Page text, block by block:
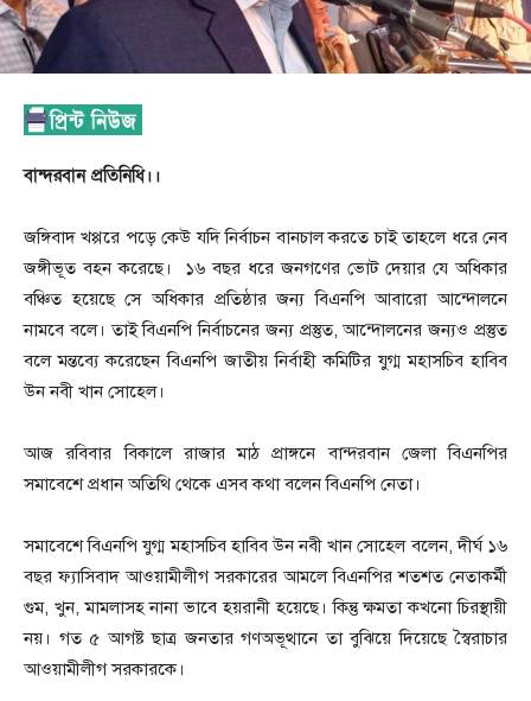
বান্দরবান প্রতিনিধি।।
জঙ্গিবাদ খপ্পরে পড়ে কেউ যদি নির্বাচন বানচাল করতে চাই তাহলে ধরে নেব
জঙ্গীভূত বহন করেছে। ১৬ বছর ধরে জনগণের ভোট দেয়ার যে অধিকার
বঞ্চিত হয়েছে সে অধিকার প্রতিষ্ঠার জন্য বিএনপি আবারো আন্দোলনে
নামবে বলে। তাই বিএনপি নির্বাচনের জন্য প্রস্তুত, আন্দোলনের জন্যও প্রস্তুত
বলে মন্তব্যে করেছেন বিএনপি জাতীয় নির্বাহী কমিটির যুগ্ম মহাসচিব হাবিব
উন নবী খান সোহেল।
আজ রবিবার বিকালে রাজার মাঠ প্রাঙ্গনে বান্দরবান জেলা বিএনপির
সমাবেশে প্রধান অতিথি থেকে এসব কথা বলেন বিএনপি নেতা।
সমাবেশে বিএনপি যুগ্ম মহাসচিব হাবিব উন নবী খান সোহেল বলেন, দীর্ঘ ১৬
বছর ফ্যাসিবাদ আওয়ামীলীগ সরকারের আমলে বিএনপির শতশত নেতাকর্মী
গুম, খুন, মামলাসহ নানা ভাবে হয়রানী হয়েছে। কিন্তু ক্ষমতা কখনো চিরস্থায়ী
নয়। গত ৫ আগষ্ট ছাত্র জনতার গণঅভূত্থানে তা বুঝিয়ে দিয়েছে স্বৈরাচার
আওয়ামীলীগ সরকারকে।